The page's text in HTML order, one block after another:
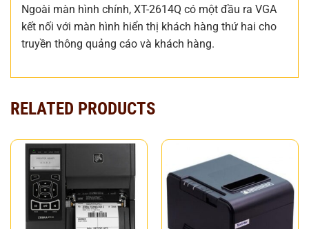
Ngoài màn hình chính, XT-2614Q có một đầu ra VGA
kết nối với màn hình hiển thị khách hàng thứ hai cho
truyền thông quảng cáo và khách hàng.
RELATED PRODUCTS